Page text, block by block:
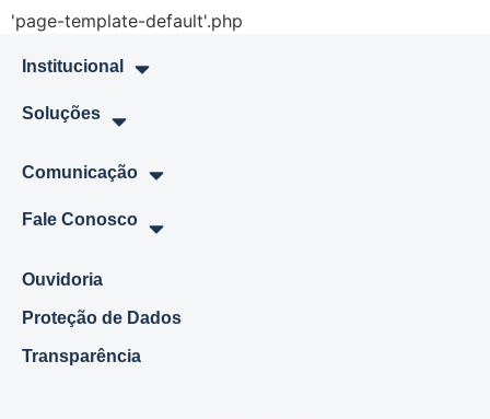
'page-template-default'.php
Institucional
Soluções
Comunicação
Fale Conosco
Ouvidoria
Proteção de Dados
Transparência